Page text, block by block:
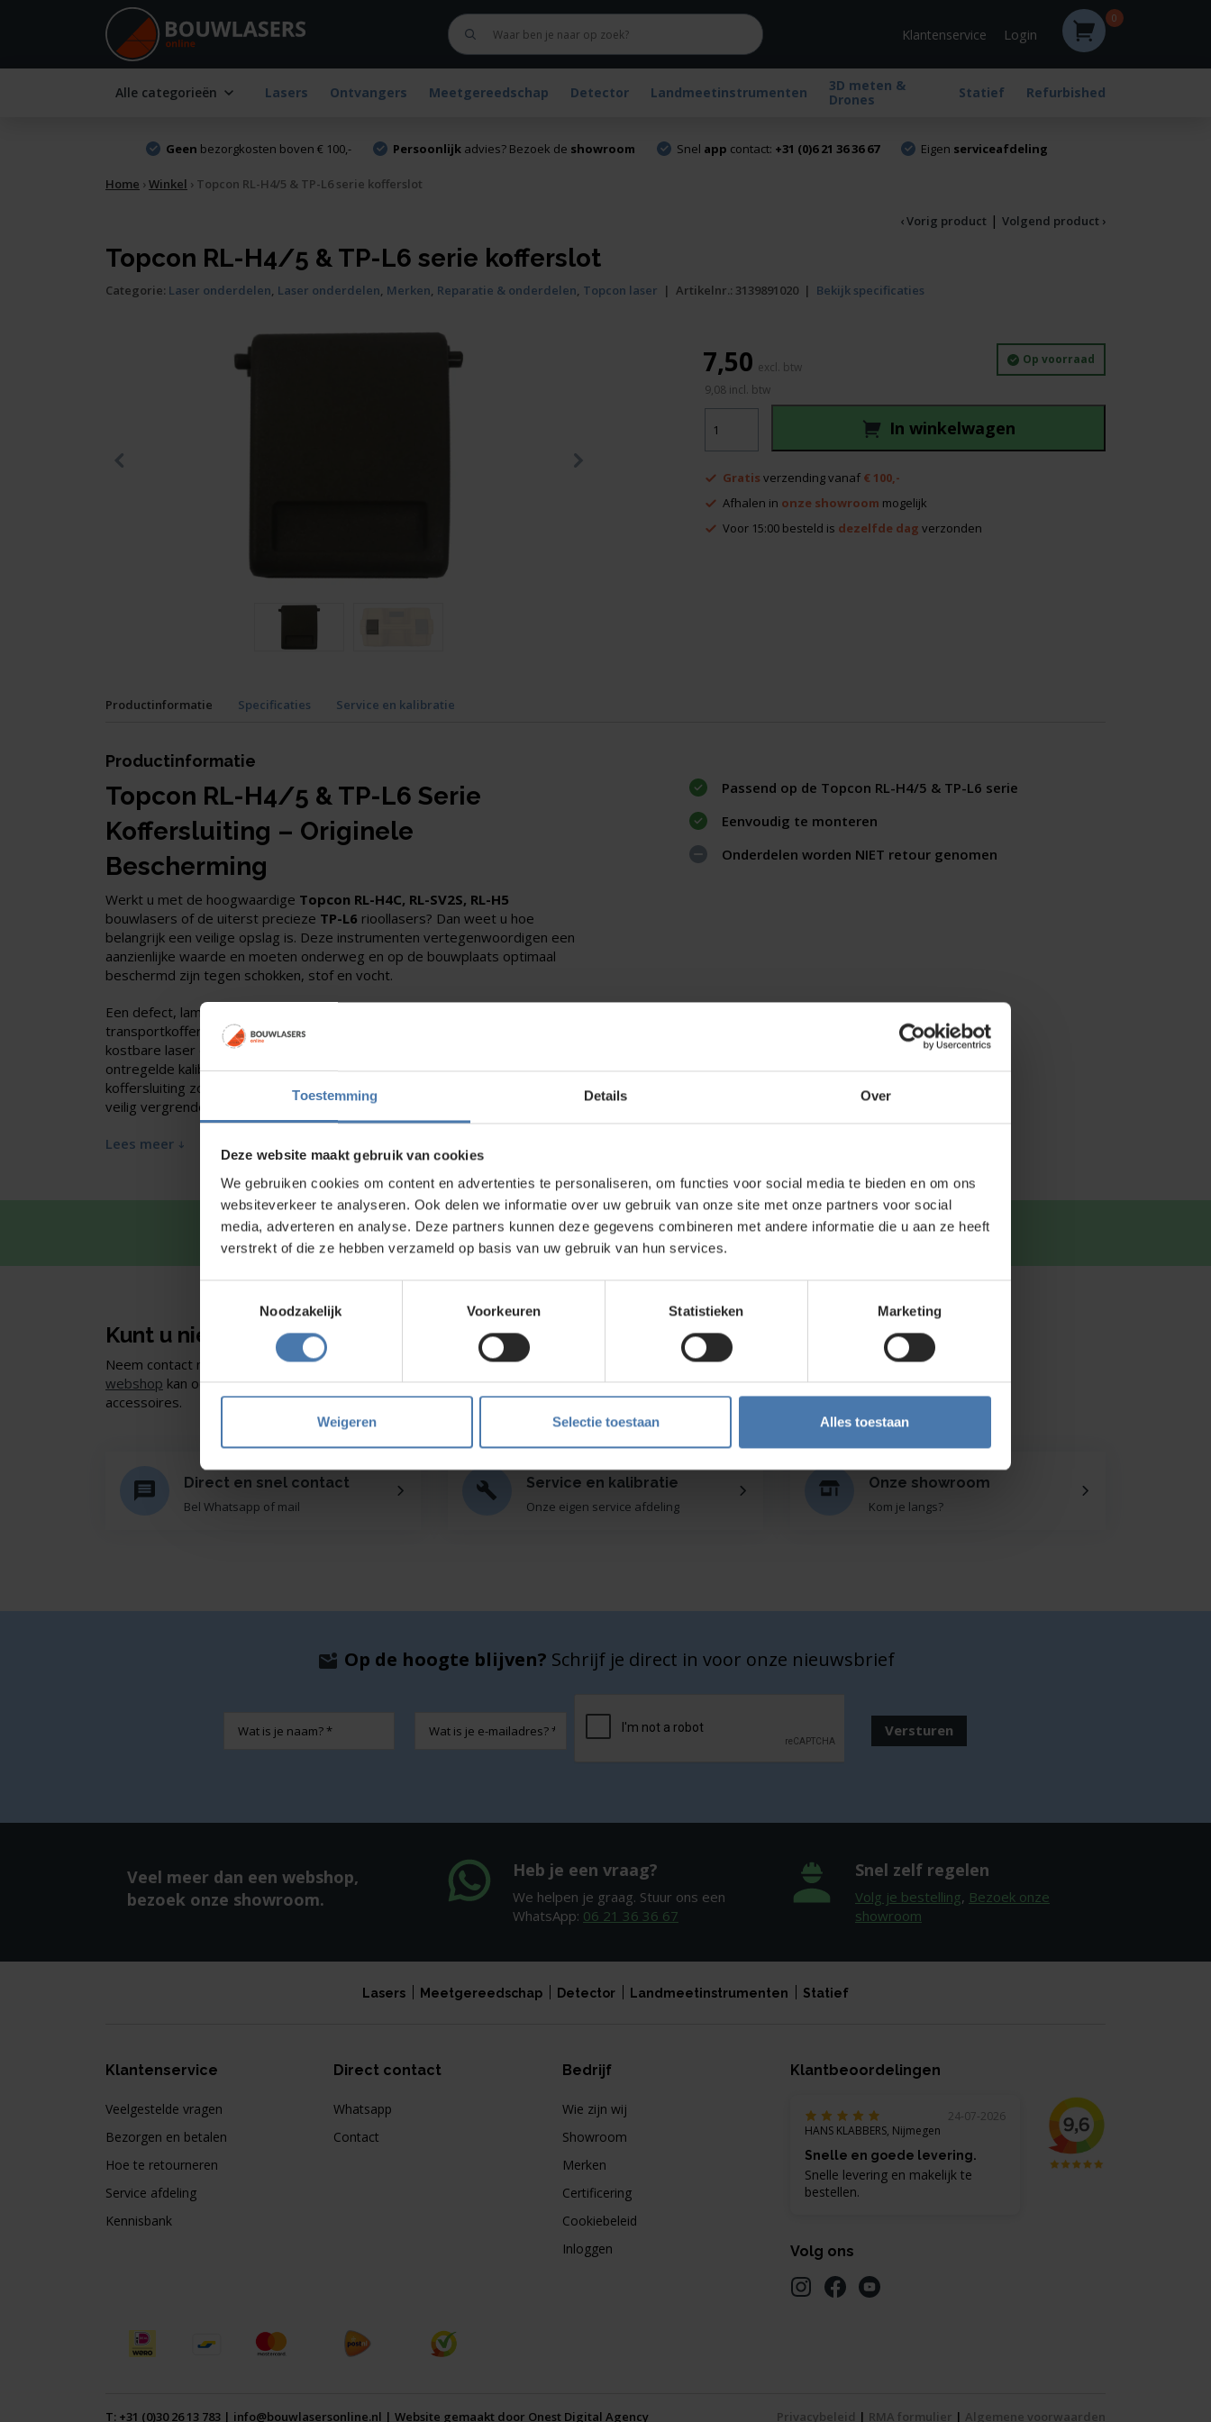
Toestemming Details Over
Deze website maakt gebruik van cookies
We gebruiken cookies om content en advertenties te personaliseren, om functies voor social media te bieden en om ons
websiteverkeer te analyseren. Ook delen we informatie over uw gebruik van onze site met onze partners voor social
media, adverteren en analyse. Deze partners kunnen deze gegevens combineren met andere informatie die u aan ze heeft
verstrekt of die ze hebben verzameld op basis van uw gebruik van hun services.
Noodzakelijk
Voorkeuren Statistieken Marketing
Weigeren Selectie toestaan Alles toestaan
Klantenservice Login
0
Alle categorieën Lasers Ontvangers Meetgereedschap Detector Landmeetinstrumenten
3D meten &
Drones
Statief Refurbished
Geen bezorgkosten boven € 100,- Persoonlijkadvies? Bezoek de showroom Snel app contact: +31 (0)6 21 36 36 67 Eigen serviceafdeling
Home ›Winkel › Topcon RL-H4/5 & TP-L6 serie kofferslot
‹ Vorig product | Volgend product ›
Topcon RL-H4/5 & TP-L6 serie kofferslot
Categorie: Laser onderdelen, Laser onderdelen, Merken, Reparatie & onderdelen, Topcon laser | Artikelnr.: 3139891020 | Bekijk specificaties
Op voorraad
RL-
H4/5
TP-
L6
serie
kofferslot
9,08 incl. btw
In winkelwagen
7,50
Gratis verzending vanaf € 100,-
Afhalen in onze showroom mogelijk
Voor 15:00 besteld is dezelfde dag verzonden
Productinformatie Specificaties Service en kalibratie
Productinformatie
Topcon RL-H4/5 & TP-L6 Serie
Koffersluiting – Originele
Bescherming
Werkt u met de hoogwaardige Topcon RL-H4C, RL-SV2S, RL-H5
bouwlasers of de uiterst precieze TP-L6 rioollasers? Dan weet u hoe
belangrijk een veilige opslag is. Deze instrumenten vertegenwoordigen een
aanzienlijke waarde en moeten onderweg en op de bouwplaats optimaal
beschermd zijn tegen schokken, stof en vocht.
Een defect, lam of afgebroken kofferslot vormt een groot risico. Als de
transportkoffer tijdens het dragen onverwacht openspringt, kan uw
kostbare laser op de grond vallen met ernstige interne schade of
ontregelde kalibratie tot gevolg. Met deze originele, vervangbare
koffersluiting zorgt u ervoor dat uw transportkoffer weer feilloos, strak en
veilig vergrendelt.
Lees meer
Passend op de Topcon RL-H4/5 & TP-L6 serie
Eenvoudig te monteren
Onderdelen worden NIET retour genomen
Snel en direct contact? We beantwoorden je vragen graag viaWhatsapp.
Kunt u niet vinden wat u zoekt?
Neem contact met ons op of of bezoek onze showroom in Nieuwegein. Zelf rondkijken in de
webshop kan ook. Ontdek ons assortiment aanbouwlasers, meetinstrumenten en
accessoires.
Direct en snel contact
Bel Whatsapp of mail
Service en kalibratie
Onze eigen service afdeling
Onze showroom
Kom je langs?
Op de hoogte blijven? Schrijf je direct in voor onze nieuwsbrief
mailadres
Versturen
Veel meer dan een webshop,
bezoek onze showroom.
Heb je een vraag?
We helpen je graag. Stuur ons een
WhatsApp: 06 21 36 36 67
Snel zelf regelen
Volg je bestelling, Bezoek onze
showroom
Lasers Meetgereedschap Detector Landmeetinstrumenten Statief
Klantenservice
Veelgestelde vragen
Bezorgen en betalen
Hoe te retourneren
Service afdeling
Kennisbank
Direct contact
Whatsapp
Contact
Bedrijf
Wie zijn wij
Showroom
Merken
Certificering
Cookiebeleid
Inloggen
Klantbeoordelingen
24-07-2026
HANS KLABBERS, Nijmegen
Snelle en goede levering.
Snelle levering en makelijk te
bestellen.
Volg ons
T: +31 (0)30 26 13 783 | info@bouwlasersonline.nl | Website gemaakt door Onest Digital Agency Privacybeleid | RMA formulier | Algemene voorwaarden